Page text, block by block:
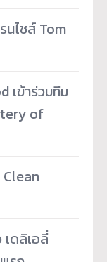
ไชส์ Tom
เข้าร่วมทีม
of
ดลิเอลี่